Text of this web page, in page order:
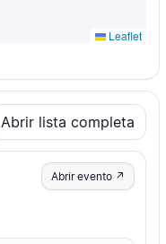
Leaflet
Abrir lista completa
Abrir evento ↗